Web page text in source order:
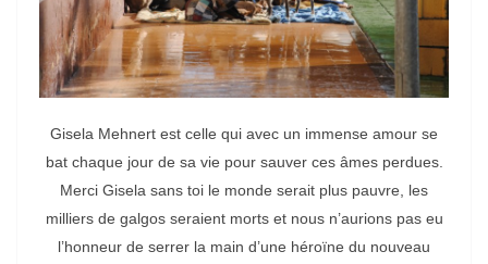
Gisela Mehnert est celle qui avec un immense amour se
bat chaque jour de sa vie pour sauver ces âmes perdues.
Merci Gisela sans toi le monde serait plus pauvre, les
milliers de galgos seraient morts et nous n’aurions pas eu
l’honneur de serrer la main d’une héroïne du nouveau